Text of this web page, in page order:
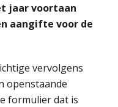
jaar voortaan
aangifte voor de
vervolgens
openstaande
formulier dat is